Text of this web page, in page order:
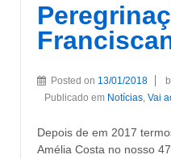
Posted on 13/01/2018
Publicado em Notícias, Vai
Depois de em 2017
Amélia Costa no nosso